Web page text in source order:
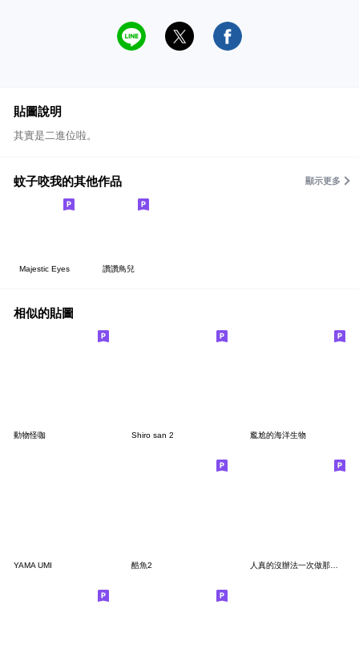
貼圖說明
其實是二進位啦。
蚊子咬我的其他作品 顯示更多
Majestic Eyes 讚讚鳥兒
相似的貼圖
動物怪咖 Shiro san 2 尷尬的海洋生物
YAMA UMI 酷魚2 人真的沒辦法一次做那麼多事